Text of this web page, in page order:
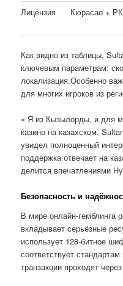
Лицензия
Кюрасао + РК
Как видно из таблицы,
ключевым параметрам:
локализация.Особенно
для многих игроков из
« Я из Кызылорды, и для
казино на казахском.
увидел полноценный
поддержка отвечает на
делится впечатлениями
Безопасность и
В мире онлайн-гемблинга
вкладывает серьёзные
использует 128-битное
соответствует
транзакции проходят